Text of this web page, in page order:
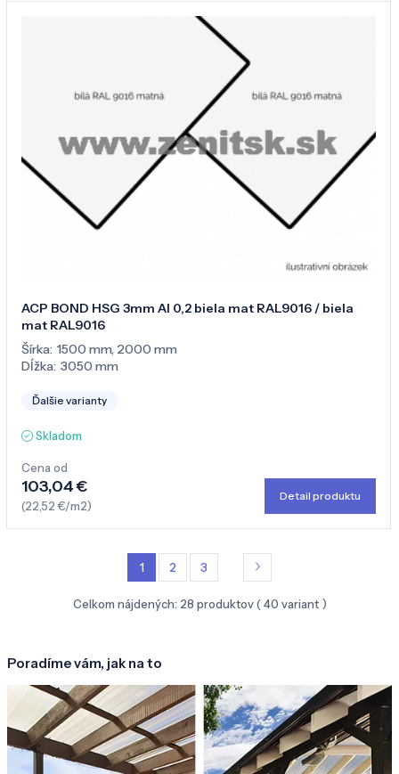
ACP BOND HSG 3mm Al 0,2 biela mat RAL9016 / biela
mat RAL9016
Šírka: 1500 mm, 2000 mm
Dĺžka: 3050 mm
Ďalšie varianty
Skladom
Cena od
103,04 €
(22,52 €/m2)
Detail produktu
1 2 3
Celkom nájdených: 28 produktov (40 variant )
Poradíme vám, jak na to